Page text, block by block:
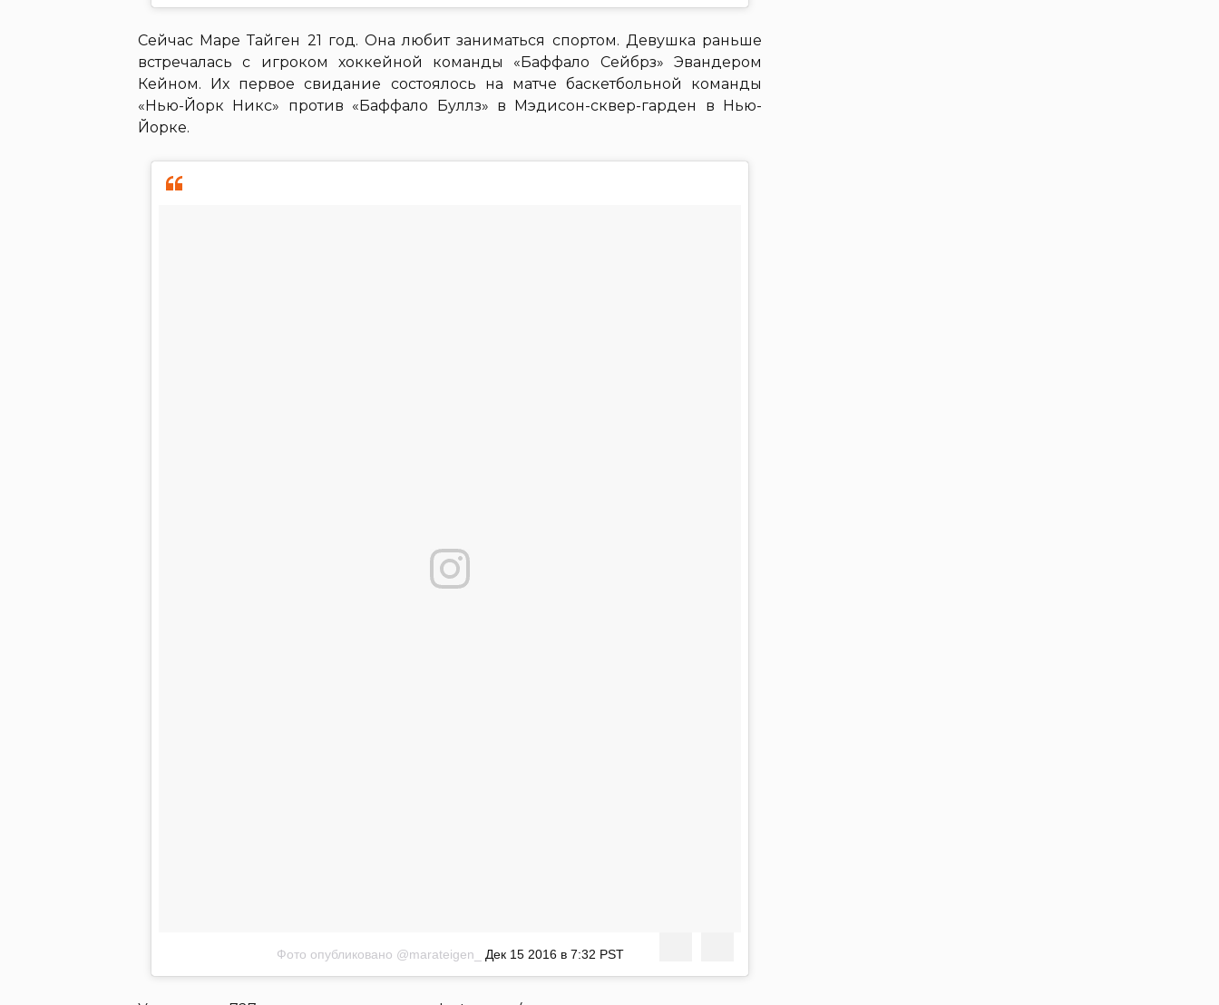
Сейчас Маре Тайген 21 год. Она любит заниматься спортом. Девушка раньше
встречалась с игроком хоккейной команды «Баффало Сейбрз» Эвандером
Кейном. Их первое свидание состоялось на матче баскетбольной команды
«Нью-Йорк Никс» против «Баффало Буллз» в Мэдисон-сквер-гарден в Нью-
Йорке.
Фото опубликовано @marateigen_ Дек 15 2016 в 7:32 PST